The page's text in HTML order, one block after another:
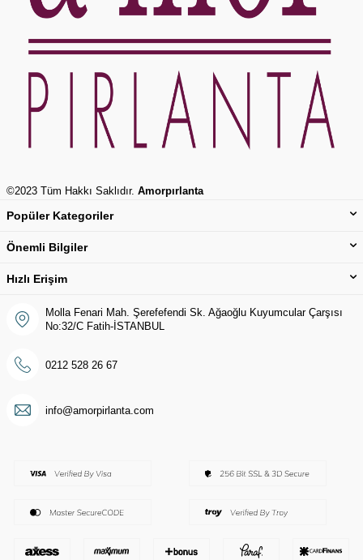
©2023 Tüm Hakkı Saklıdır. Amorpırlanta
Popüler Kategoriler
Önemli Bilgiler
Hızlı Erişim
Molla Fenari Mah. Şerefefendi Sk. Ağaoğlu Kuyumcular Çarşısı
No:32/C Fatih-İSTANBUL
0212 528 26 67
info@amorpirlanta.com